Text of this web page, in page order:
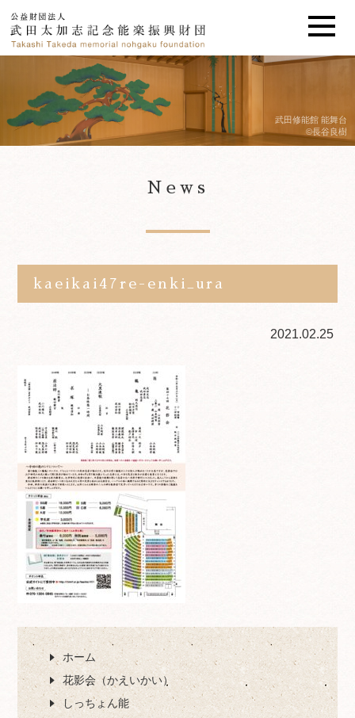
武田修能館 能舞台
©長谷良樹
News
kaeikai47re-enki_ura
2021.02.25
ホーム
花影会（かえいかい）
しっちょん能